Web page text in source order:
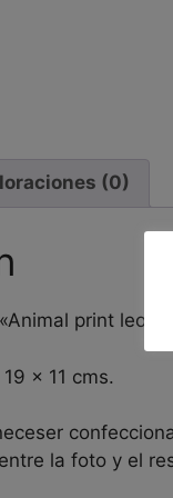
(0)
print
x 11 cms.
la foto y el